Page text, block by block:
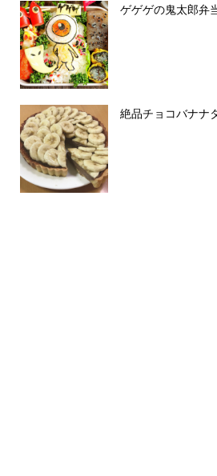
ゲゲゲの鬼太郎弁
絶品チョコバナナ